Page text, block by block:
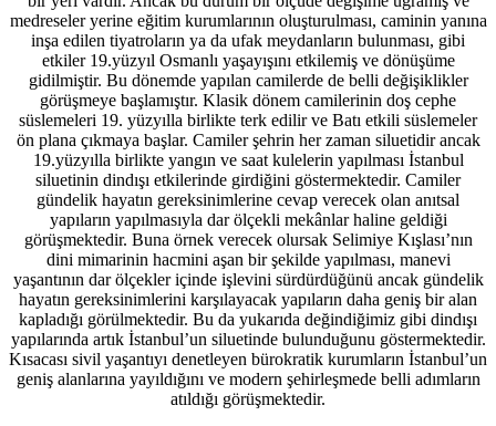
medreseler yerine eğitim kurumlarının oluşturulması, caminin yanına
inşa edilen tiyatroların ya da ufak meydanların bulunması, gibi
etkiler 19.yüzyıl Osmanlı yaşayışını etkilemiş ve dönüşüme
gidilmiştir. Bu dönemde yapılan camilerde de belli değişiklikler
görüşmeye başlamıştır. Klasik dönem camilerinin doş cephe
süslemeleri 19. yüzyılla birlikte terk edilir ve Batı etkili süslemeler
ön plana çıkmaya başlar. Camiler şehrin her zaman siluetidir ancak
19.yüzyılla birlikte yangın ve saat kulelerin yapılması İstanbul
siluetinin dindışı etkilerinde girdiğini göstermektedir. Camiler
gündelik hayatın gereksinimlerine cevap verecek olan anıtsal
yapıların yapılmasıyla dar ölçekli mekânlar haline geldiği
görüşmektedir. Buna örnek verecek olursak Selimiye Kışlası’nın
dini mimarinin hacmini aşan bir şekilde yapılması, manevi
yaşantının dar ölçekler içinde işlevini sürdürdüğünü ancak gündelik
hayatın gereksinimlerini karşılayacak yapıların daha geniş bir alan
kapladığı görülmektedir. Bu da yukarıda değindiğimiz gibi dindışı
yapılarında artık İstanbul’un siluetinde bulunduğunu göstermektedir.
Kısacası sivil yaşantıyı denetleyen bürokratik kurumların İstanbul’un
geniş alanlarına yayıldığını ve modern şehirleşmede belli adımların
atıldığı görüşmektedir.